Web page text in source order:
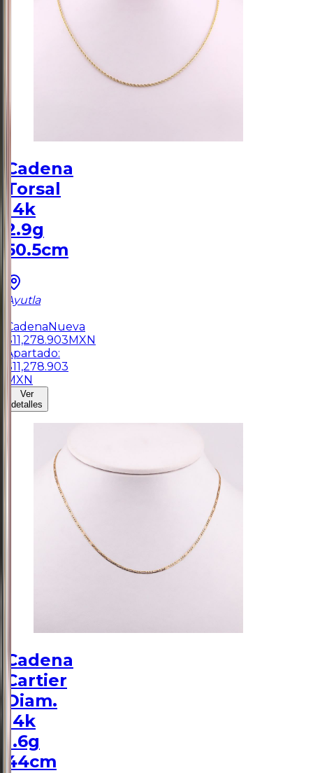
Cadena
Torsal
14k
2.9g
50.5cm
Ayutla
CadenaNueva
$11,278.903MXN
Apartado:
$11,278.903
MXN
Ver
detalles
Cadena
Cartier
Diam.
14k
1.6g
44cm